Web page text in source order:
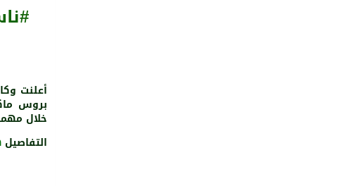
أعلنت
بروس
خلال مهمة
التفاصيل